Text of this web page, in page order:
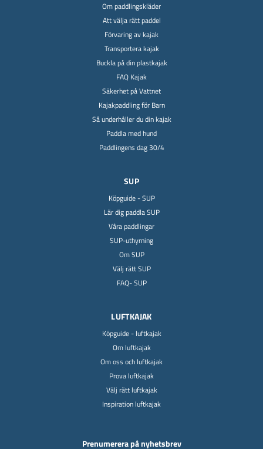
Om paddlingskläder
Att välja rätt paddel
Förvaring av kajak
Transportera kajak
Buckla på din plastkajak
FAQ Kajak
Säkerhet på Vattnet
Kajakpaddling för Barn
Så underhåller du din kajak
Paddla med hund
Paddlingens dag 30/4
SUP
Köpguide - SUP
Lär dig paddla SUP
Våra paddlingar
SUP-uthyrning
Om SUP
Välj rätt SUP
FAQ- SUP
LUFTKAJAK
Köpguide - luftkajak
Om luftkajak
Om oss och luftkajak
Prova luftkajak
Välj rätt luftkajak
Inspiration luftkajak
Prenumerera på nyhetsbrev